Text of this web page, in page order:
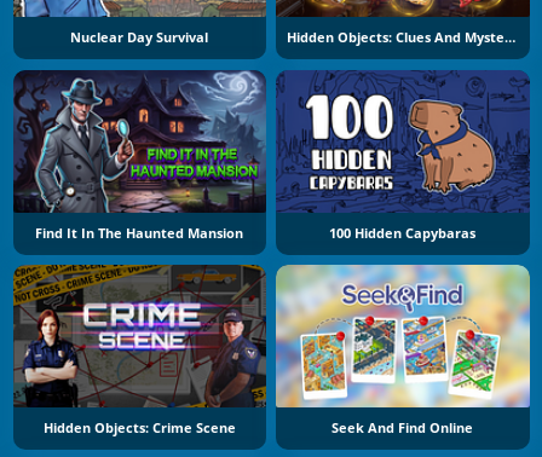
Nuclear Day Survival Hidden Objects: Clues And Mysteries
Find It In The Haunted Mansion 100 Hidden Capybaras
Hidden Objects: Crime Scene Seek And Find Online